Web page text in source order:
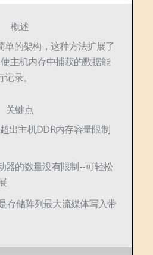
概述
单的架构，这种方法扩展了
主机内存中捕获的数据能
录。
关键点
出主机DDR内存容量限制
器的数量没有限制--可轻松
存储阵列最大流媒体写入带